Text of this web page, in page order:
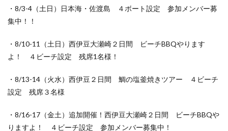
・8/3-4（土日）日本海・佐渡島 ４ボート設定 参加メンバー募
集中！！
・8/10-11（土日）西伊豆大瀬崎２日間 ビーチBBQやります
よ！ ４ビーチ設定 残席1名様！
・8/13-14（火水）西伊豆２日間 鯛の塩釜焼きツアー ４ビーチ
設定 残席３名様
・8/16-17（金土）追加開催！西伊豆大瀬崎２日間 ビーチBBQや
りますよ！ ４ビーチ設定 参加メンバー募集中！